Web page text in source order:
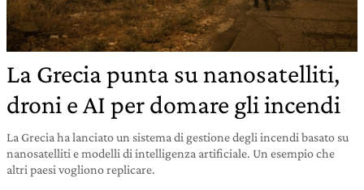
La Grecia punta su nanosatelliti,
droni e AI per domare gli incendi
La Grecia ha lanciato un sistema di gestione degli incendi basato su
nanosatelliti e modelli di intelligenza artificiale. Un esempio che
altri paesi vogliono replicare.